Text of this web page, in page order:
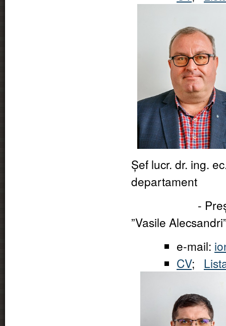
Șef lucr. dr. ing.
departament
-
”Vasile
e-mail:
CV;